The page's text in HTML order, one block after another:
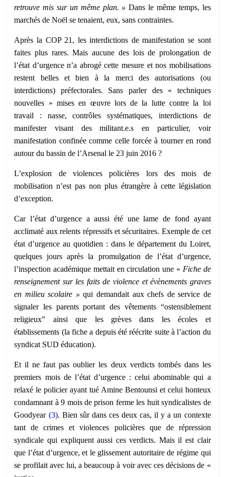
retrouvemissur un même plan. » Dans le même temps, les
marchés de Noël se tenaient, eux, sans contraintes.
Après la COP 21, les interdictions de manifestation se sont
faites plus rares. Mais aucune des lois de prolongation de
l’état d’urgence n’a abrogé cette mesure et nos mobilisations
restent belles et bien à la merci des autorisations (ou
interdictions) préfectorales. Sans parler des « techniques
nouvelles » mises en œuvre lors de la lutte contre la loi
travail : nasse, contrôles systématiques, interdictions de
manifester visant des militant.e.s en particulier, voir
manifestation confinée comme celle forcée à tourner en rond
autour du bassin de l’Arsenal le 23 juin 2016 ?
L’explosion de violences policières lors des mois de
mobilisation n’est pas non plus étrangère à cette législation
d’exception.
Car l’état d’urgence a aussi été une lame de fond ayant
acclimaté aux relents répressifs et sécuritaires. Exemple de cet
état d’urgence au quotidien : dans le département du Loiret,
quelques jours après la promulgation de l’état d’urgence,
l’inspection académique mettait en circulation une « Fiche de
renseignement sur les faits de violence et évènements graves
en milieu scolaire » qui demandait aux chefs de service de
signaler les parents portant des vêtements “ostensiblement
religieux” ainsi que les grèves dans les écoles et
établissements (la fiche a depuis été réécrite suite à l’action du
syndicat SUD éducation).
Et il ne faut pas oublier les deux verdicts tombés dans les
premiers mois de l’état d’urgence : celui abominable qui a
relaxé le policier ayant tué Amine Bentounsi et celui honteux
condamnant à 9 mois de prison ferme les huit syndicalistes de
Goodyear (3). Bien sûr dans ces deux cas, il y a un contexte
tant de crimes et violences policières que de répression
syndicale qui expliquent aussi ces verdicts. Mais il est clair
que l’état d’urgence, et le glissement autoritaire de régime qui
se profilait avec lui, a beaucoup à voir avec ces décisions de «